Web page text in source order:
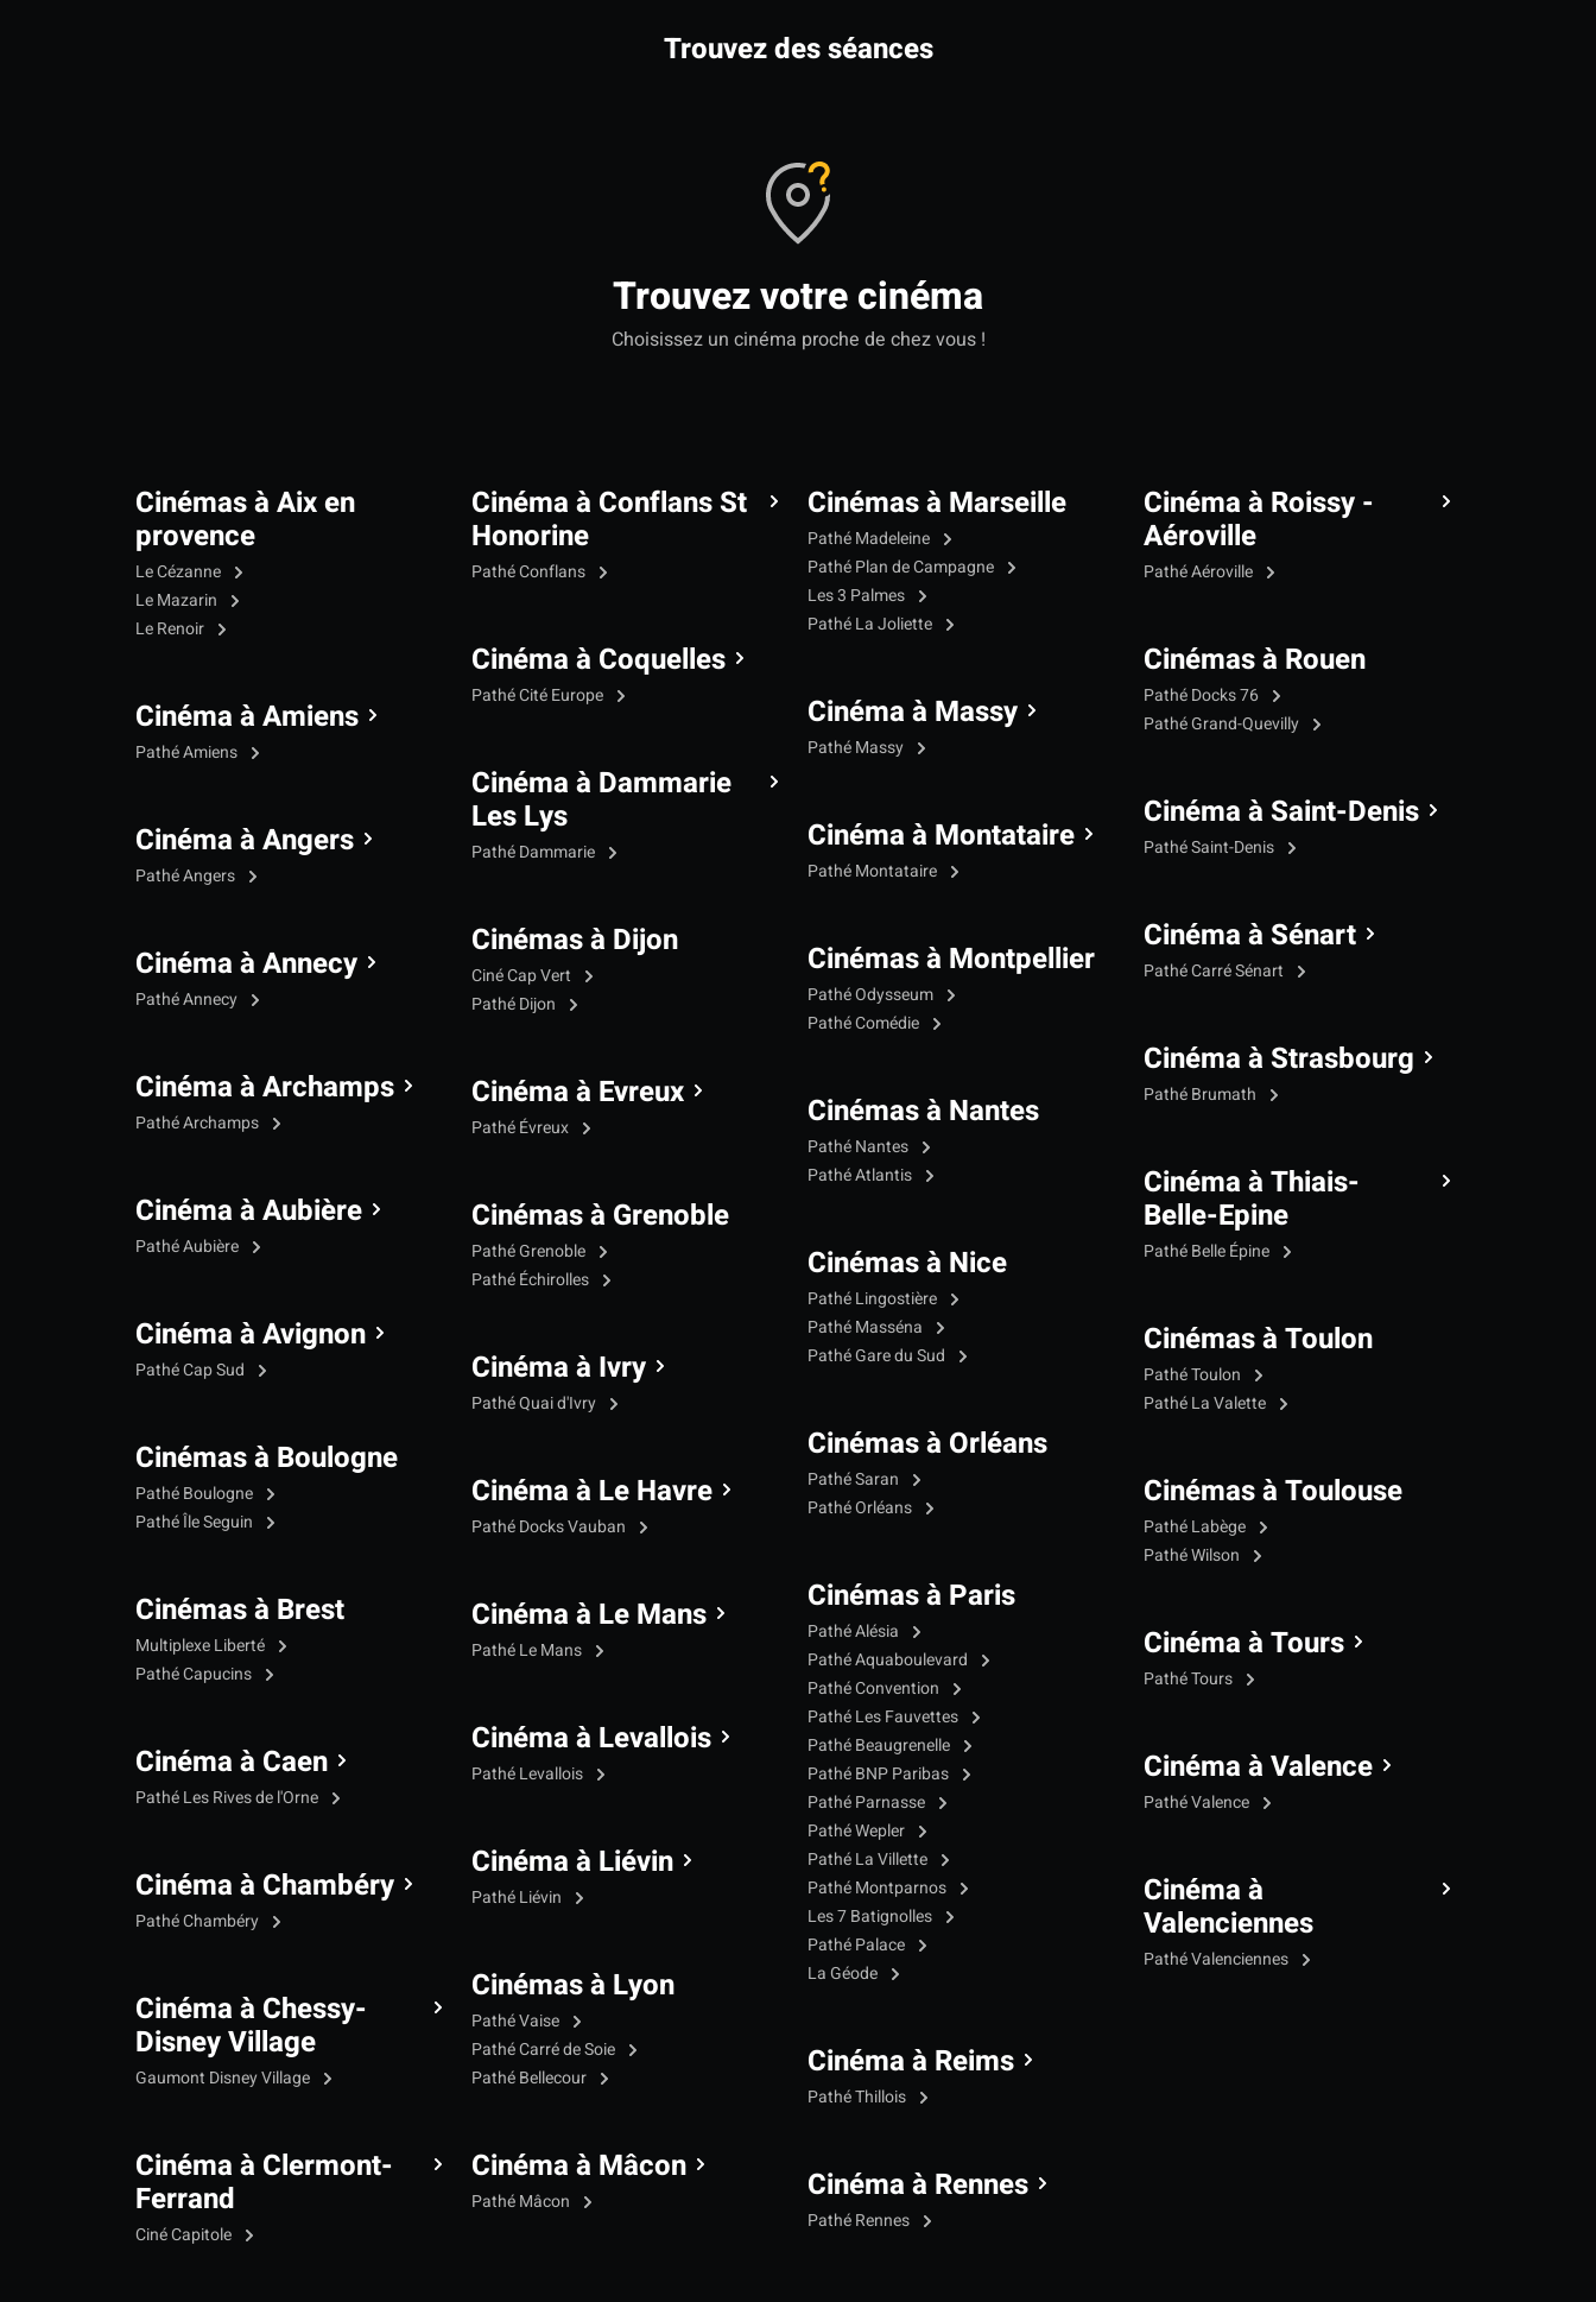
Trouvez des séances
Trouvez votre cinéma
Choisissez un cinéma proche de chez vous !
Cinémas à Aix en
provence
Le Cézanne
Le Mazarin
Le Renoir
Cinéma à Amiens
Pathé Amiens
Cinéma à Angers
Pathé Angers
Cinéma à Annecy
Pathé Annecy
Cinéma à Archamps
Pathé Archamps
Cinéma à Aubière
Pathé Aubière
Cinéma à Avignon
Pathé Cap Sud
Cinémas à Boulogne
Pathé Boulogne
Pathé Île Seguin
Cinémas à Brest
Multiplexe Liberté
Pathé Capucins
Cinéma à Caen
Pathé Les Rives de l'Orne
Cinéma à Chambéry
Pathé Chambéry
Cinéma à Chessy-
Disney Village
Gaumont Disney Village
Cinéma à Clermont-
Ferrand
Ciné Capitole
Cinéma à Conflans St
Honorine
Pathé Conflans
Cinéma à Coquelles
Pathé Cité Europe
Cinéma à Dammarie
Les Lys
Pathé Dammarie
Cinémas à Dijon
Ciné Cap Vert
Pathé Dijon
Cinéma à Evreux
Pathé Évreux
Cinémas à Grenoble
Pathé Grenoble
Pathé Échirolles
Cinéma à Ivry
Pathé Quai d'Ivry
Cinéma à Le Havre
Pathé Docks Vauban
Cinéma à Le Mans
Pathé Le Mans
Cinéma à Levallois
Pathé Levallois
Cinéma à Liévin
Pathé Liévin
Cinémas à Lyon
Pathé Vaise
Pathé Carré de Soie
Pathé Bellecour
Cinéma à Mâcon
Pathé Mâcon
Cinémas à Marseille
Pathé Madeleine
Pathé Plan de Campagne
Les 3 Palmes
Pathé La Joliette
Cinéma à Massy
Pathé Massy
Cinéma à Montataire
Pathé Montataire
Cinémas à Montpellier
Pathé Odysseum
Pathé Comédie
Cinémas à Nantes
Pathé Nantes
Pathé Atlantis
Cinémas à Nice
Pathé Lingostière
Pathé Masséna
Pathé Gare du Sud
Cinémas à Orléans
Pathé Saran
Pathé Orléans
Cinémas à Paris
Pathé Alésia
Pathé Aquaboulevard
Pathé Convention
Pathé Les Fauvettes
Pathé Beaugrenelle
Pathé BNP Paribas
Pathé Parnasse
Pathé Wepler
Pathé La Villette
Pathé Montparnos
Les 7 Batignolles
Pathé Palace
La Géode
Cinéma à Reims
Pathé Thillois
Cinéma à Rennes
Pathé Rennes
Cinéma à Roissy -
Aéroville
Pathé Aéroville
Cinémas à Rouen
Pathé Docks 76
Pathé Grand-Quevilly
Cinéma à Saint-Denis
Pathé Saint-Denis
Cinéma à Sénart
Pathé Carré Sénart
Cinéma à Strasbourg
Pathé Brumath
Cinéma à Thiais-
Belle-Epine
Pathé Belle Épine
Cinémas à Toulon
Pathé Toulon
Pathé La Valette
Cinémas à Toulouse
Pathé Labège
Pathé Wilson
Cinéma à Tours
Pathé Tours
Cinéma à Valence
Pathé Valence
Cinéma à
Valenciennes
Pathé Valenciennes